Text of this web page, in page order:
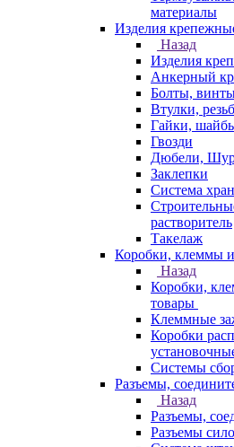
материалы
Изделия
Назад
Изделия
Анкерный
Болты,
Втулки,
Гайки,
Гвозди
Дюбели,
Заклепки
Система
растворитель
Такелаж
Коробки, клеммы
Назад
Коробки,
товары
Клеммные
Коробки
Системы
Разъемы,
Назад
Разъемы,
Разъемы